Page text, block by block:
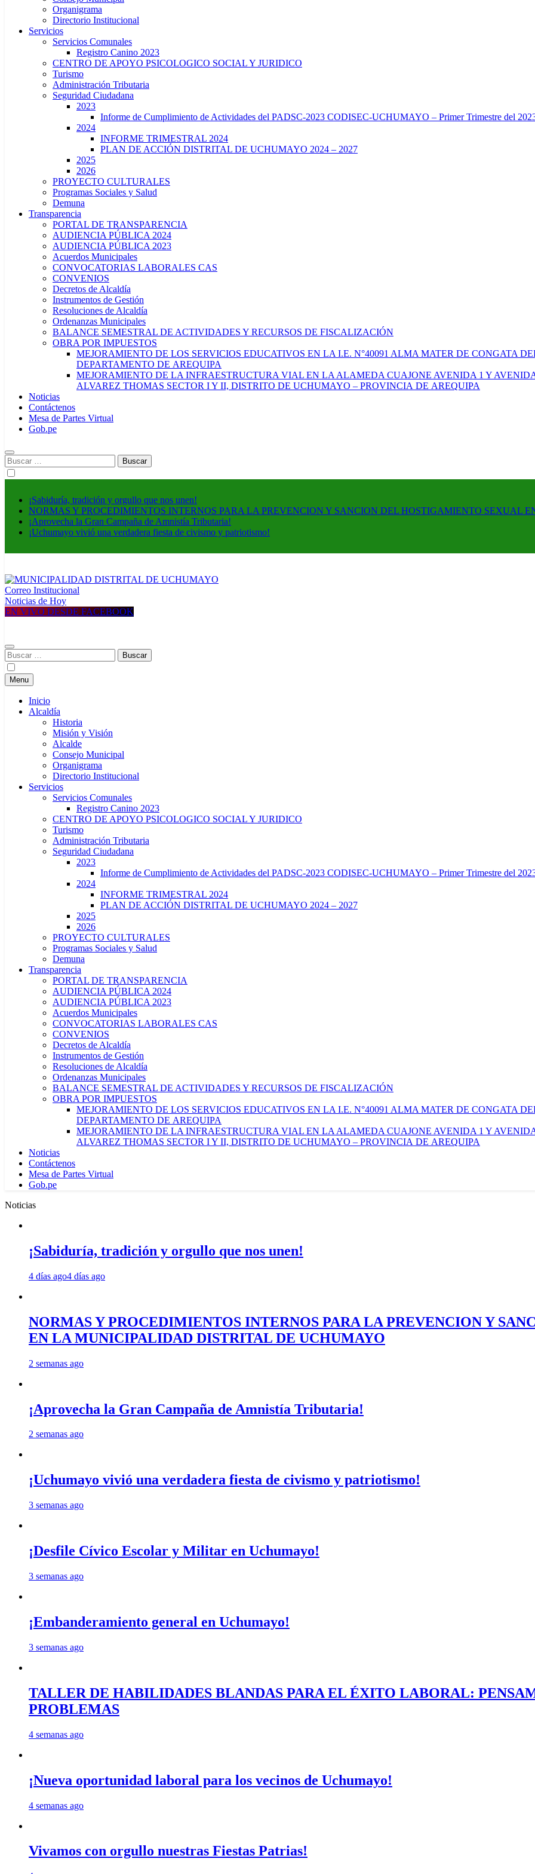
Organigrama
Directorio Institucional
Servicios
Servicios Comunales
Registro Canino 2023
CENTRO DE APOYO PSICOLOGICO SOCIAL Y JURIDICO
Turismo
Administración Tributaria
Seguridad Ciudadana
2023
Informe de Cumplimiento de Actividades del PADSC-2023 CODISEC-UCHUMAYO – Primer Trimestre del
2024
INFORME TRIMESTRAL 2024
PLAN DE ACCIÓN DISTRITAL DE UCHUMAYO 2024 – 2027
2025
2026
PROYECTO CULTURALES
Programas Sociales y Salud
Demuna
Transparencia
PORTAL DE TRANSPARENCIA
AUDIENCIA PÚBLICA 2024
AUDIENCIA PÚBLICA 2023
Acuerdos Municipales
CONVOCATORIAS LABORALES CAS
CONVENIOS
Decretos de Alcaldía
Instrumentos de Gestión
Resoluciones de Alcaldía
Ordenanzas Municipales
BALANCE SEMESTRAL DE ACTIVIDADES Y RECURSOS DE FISCALIZACIÓN
OBRA POR IMPUESTOS
MEJORAMIENTO DE LOS SERVICIOS EDUCATIVOS EN LA I.E. N°40091 ALMA MATER DE CONGATA
DEPARTAMENTO DE AREQUIPA
MEJORAMIENTO DE LA INFRAESTRUCTURA VIAL EN LA ALAMEDA CUAJONE AVENIDA 1 Y
ALVAREZ THOMAS SECTOR I Y II, DISTRITO DE UCHUMAYO – PROVINCIA DE AREQUIPA
Noticias
Contáctenos
Mesa de Partes Virtual
Gob.pe
Buscar:
¡Sabiduría, tradición y orgullo que nos unen!
NORMAS Y PROCEDIMIENTOS INTERNOS PARA LA PREVENCION Y SANCION DEL HOSTIGAMIENTO SEXUAL
¡Aprovecha la Gran Campaña de Amnistía Tributaria!
¡Uchumayo vivió una verdadera fiesta de civismo y patriotismo!
MUNICIPALIDAD DISTRITAL DE UCHUMAYO
Construyendo una nueva Historia
Correo Institucional
Noticias de Hoy
EN VIVO DESDE FACEBOOK
Buscar:
Menu
Inicio
Alcaldía
Historia
Misión y Visión
Alcalde
Consejo Municipal
Organigrama
Directorio Institucional
Servicios
Servicios Comunales
Registro Canino 2023
CENTRO DE APOYO PSICOLOGICO SOCIAL Y JURIDICO
Turismo
Administración Tributaria
Seguridad Ciudadana
2023
Informe de Cumplimiento de Actividades del PADSC-2023 CODISEC-UCHUMAYO – Primer Trimestre del
2024
INFORME TRIMESTRAL 2024
PLAN DE ACCIÓN DISTRITAL DE UCHUMAYO 2024 – 2027
2025
2026
PROYECTO CULTURALES
Programas Sociales y Salud
Demuna
Transparencia
PORTAL DE TRANSPARENCIA
AUDIENCIA PÚBLICA 2024
AUDIENCIA PÚBLICA 2023
Acuerdos Municipales
CONVOCATORIAS LABORALES CAS
CONVENIOS
Decretos de Alcaldía
Instrumentos de Gestión
Resoluciones de Alcaldía
Ordenanzas Municipales
BALANCE SEMESTRAL DE ACTIVIDADES Y RECURSOS DE FISCALIZACIÓN
OBRA POR IMPUESTOS
MEJORAMIENTO DE LOS SERVICIOS EDUCATIVOS EN LA I.E. N°40091 ALMA MATER DE CONGATA
DEPARTAMENTO DE AREQUIPA
MEJORAMIENTO DE LA INFRAESTRUCTURA VIAL EN LA ALAMEDA CUAJONE AVENIDA 1 Y
ALVAREZ THOMAS SECTOR I Y II, DISTRITO DE UCHUMAYO – PROVINCIA DE AREQUIPA
Noticias
Contáctenos
Mesa de Partes Virtual
Gob.pe
Noticias
¡Sabiduría, tradición y orgullo que nos unen!
4 días ago4 días ago
NORMAS Y PROCEDIMIENTOS INTERNOS PARA LA PREVENCION Y
EN LA MUNICIPALIDAD DISTRITAL DE UCHUMAYO
2 semanas ago
¡Aprovecha la Gran Campaña de Amnistía Tributaria!
2 semanas ago
¡Uchumayo vivió una verdadera fiesta de civismo y patriotismo!
3 semanas ago
¡Desfile Cívico Escolar y Militar en Uchumayo!
3 semanas ago
¡Embanderamiento general en Uchumayo!
3 semanas ago
TALLER DE HABILIDADES BLANDAS PARA EL ÉXITO LABORAL:
PROBLEMAS
4 semanas ago
¡Nueva oportunidad laboral para los vecinos de Uchumayo!
4 semanas ago
Vivamos con orgullo nuestras Fiestas Patrias!